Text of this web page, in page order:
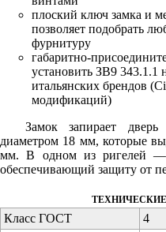
плоский ключ замка и
позволяет подобрать
фурнитуру
габаритно-
установить ЗВ9 343.1.1
итальянских брендов
модификаций)
Замок запирает
диаметром 18 мм, которые
мм. В одном из ригелей —
обеспечивающий защиту от
Класс ГОСТ 4